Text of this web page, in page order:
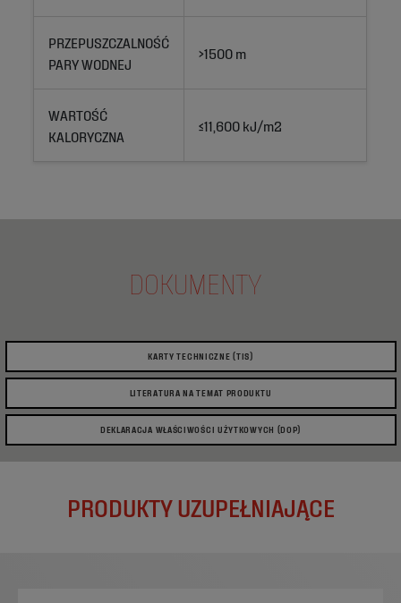
PRZEPUSZCZALNOŚĆ
PARY WODNEJ
>1500 m
WARTOŚĆ
KALORYCZNA
≤11,600 kJ/m2
DOKUMENTY
KARTY TECHNICZNE (TIS)
LITERATURA NA TEMAT PRODUKTU
DEKLARACJA WŁAŚCIWOŚCI UŻYTKOWYCH (DOP)
PRODUKTY UZUPEŁNIAJĄCE